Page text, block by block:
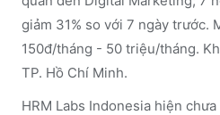
giảm 31% so với 7 ngày trước.
150đ/tháng - 50 triệu/tháng.
TP. Hồ Chí Minh.
HRM Labs Indonesia hiện